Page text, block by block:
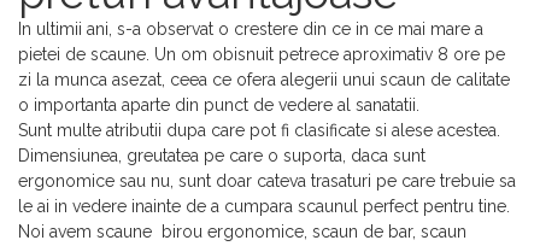
In ultimii ani, s-a observat o crestere din ce in ce mai mare a
pietei de scaune. Un om obisnuit petrece aproximativ 8 ore pe
zi la munca asezat, ceea ce ofera alegerii unui scaun de calitate
o importanta aparte din punct de vedere al sanatatii.
Sunt multe atributii dupa care pot fi clasificate si alese acestea.
Dimensiunea, greutatea pe care o suporta, daca sunt
ergonomice sau nu, sunt doar cateva trasaturi pe care trebuie sa
le ai in vedere inainte de a cumpara scaunul perfect pentru tine.
Noi avem scaune birou ergonomice, scaun de bar, scaun